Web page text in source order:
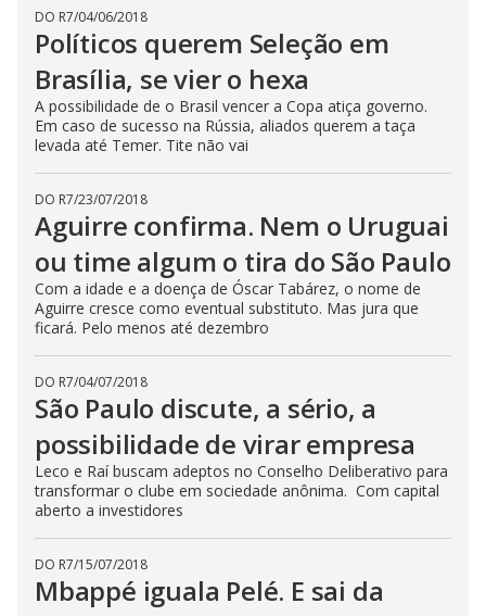
DO R7/04/06/2018
Políticos querem Seleção em
Brasília, se vier o hexa
A possibilidade de o Brasil vencer a Copa atiça governo.
Em caso de sucesso na Rússia, aliados querem a taça
levada até Temer. Tite não vai
DO R7/23/07/2018
Aguirre confirma. Nem o Uruguai
ou time algum o tira do São Paulo
Com a idade e a doença de Óscar Tabárez, o nome de
Aguirre cresce como eventual substituto. Mas jura que
ficará. Pelo menos até dezembro
DO R7/04/07/2018
São Paulo discute, a sério, a
possibilidade de virar empresa
Leco e Raí buscam adeptos no Conselho Deliberativo para
transformar o clube em sociedade anônima. Com capital
aberto a investidores
DO R7/15/07/2018
Mbappé iguala Pelé. E sai da